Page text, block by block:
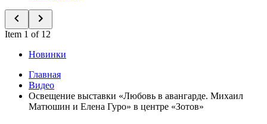
Item 1 of 12
Новинки
Главная
Видео
Освещение выставки «Любовь в авангарде. Михаил
Матюшин и Елена Гуро» в центре «Зотов»